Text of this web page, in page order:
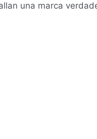
una marca